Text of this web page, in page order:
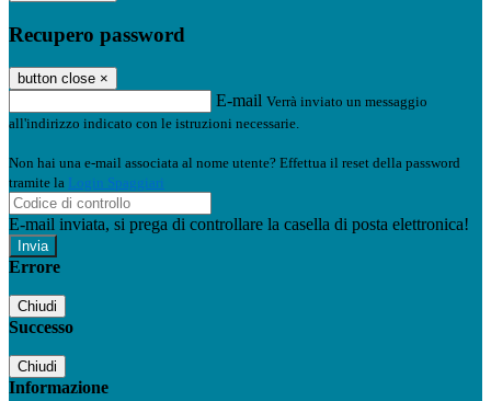
Recupero password
button close ×
E-mail Verrà inviato un messaggio
all'indirizzo indicato con le istruzioni necessarie.
Non hai una e-mail associata al nome utente? Effettua il reset della password
tramite la Login Spaggiari
E-mail inviata, si prega di controllare la casella di posta elettronica!
Errore
Chiudi
Successo
Chiudi
Informazione